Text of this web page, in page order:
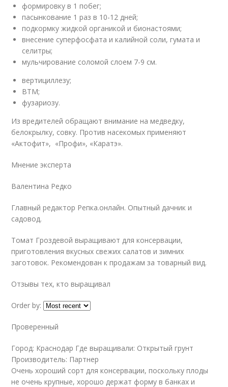
формировку в 1 побег;
пасынкование 1 раз в 10-12 дней;
подкормку жидкой органикой и бионастоями;
внесение суперфосфата и калийной соли, гумата и
селитры;
мульчирование соломой слоем 7-9 см.
вертициллезу;
ВТМ;
фузариозу.
Из вредителей обращают внимание на медведку,
белокрылку, совку. Против насекомых применяют
«Актофит», «Профи», «Каратэ».
Мнение эксперта
Валентина Редко
Главный редактор Репка.онлайн. Опытный дачник и
садовод.
Томат Гроздевой выращивают для консервации,
приготовления вкусных свежих салатов и зимних
заготовок. Рекомендован к продажам за товарный вид.
Отзывы тех, кто выращивал
Order by:
Проверенный
Город: Краснодар Где выращивали: Открытый грунт
Производитель: Партнер
Очень хороший сорт для консервации, поскольку плоды
не очень крупные, хорошо держат форму в банках и